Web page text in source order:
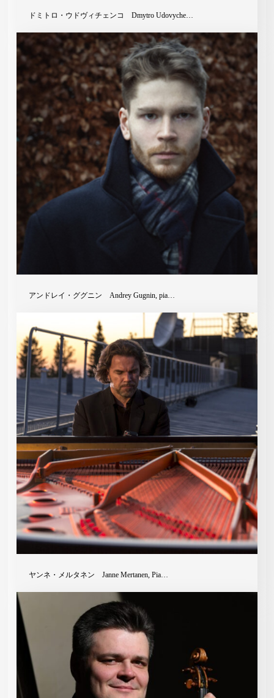
ドミトロ・ウドヴィチェンコ Dmytro Udovyche…
アンドレイ・ググニン Andrey Gugnin, pia…
ヤンネ・メルタネン Janne Mertanen, Pia…